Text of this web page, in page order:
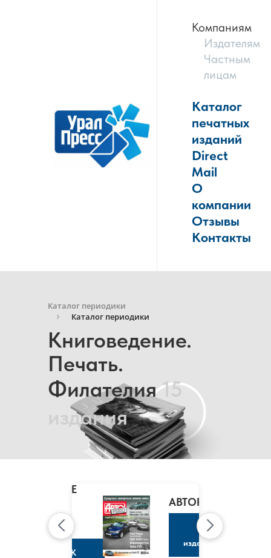
Компаниям
Издателям
Частным
лицам
Каталог
печатных
изданий
Direct
Mail
О
компании
Отзывы
Контакты
Каталог периодики
Каталог периодики
Книговедение.
Печать.
Филателия15
издания
CLAIRE
МАРИ
КЛЭР
К
АВТОРЕВЮ
К
изданию